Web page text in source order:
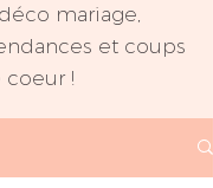
mariage,
et coups
coeur !